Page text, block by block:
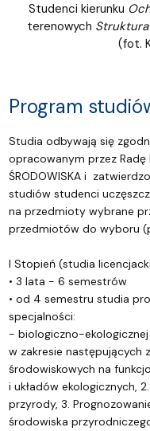
Studenci kierunku
terenowych
(fot.
Program
Studia odbywają się
opracowanym przez Radę
ŚRODOWISKA i
studiów studenci
na przedmioty wybrane
przedmiotów do wyboru
I Stopień (studia
• 3 lata - 6 semestrów
• od 4 semestru studia
specjalności:
- biologiczno-ekologicznej
w zakresie następujących
środowiskowych na
i układów ekologicznych,
przyrody, 3.
środowiska